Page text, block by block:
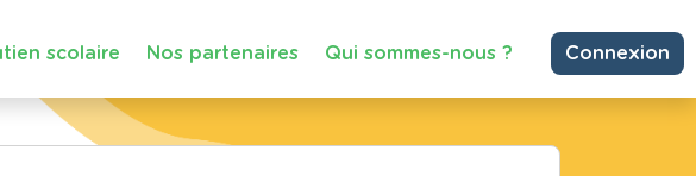
scolaire Nos partenaires Qui sommes-nous ? Connexion